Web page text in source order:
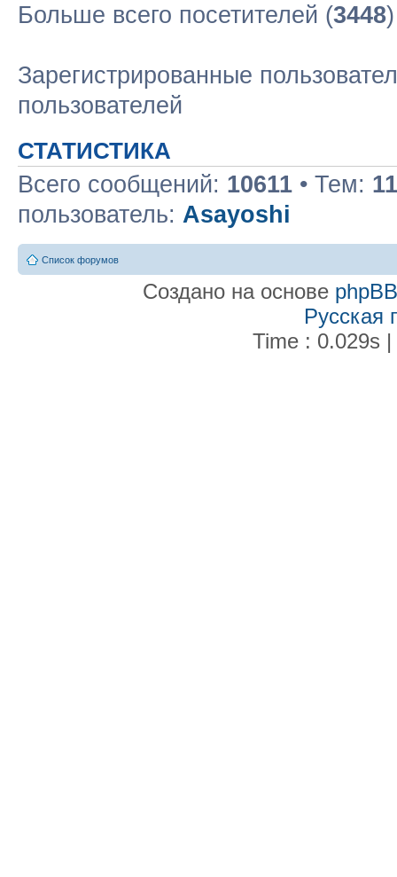
Больше всего посетителей (3448
Зарегистрированные
пользователей
СТАТИСТИКА
Всего сообщений: 10611 • Тем:
пользователь: Asayoshi
Список форумов
Создано на основе phpBB
Русская
Time : 0.029s